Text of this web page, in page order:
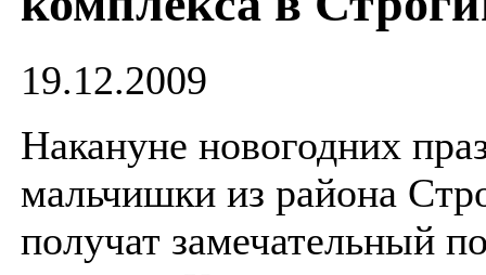
19.12.2009
Накануне новогодних
мальчишки из района
получат замечательный